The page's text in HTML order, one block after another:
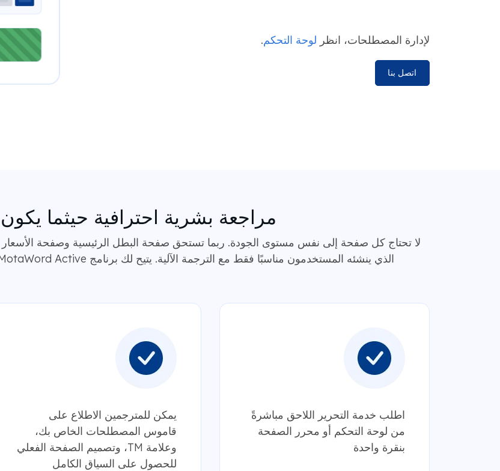
لإدارة المصطلحات، انظر لوحة التحكم.
اتصل بنا
مراجعة بشرية احترافية حيثما يكون
لا تحتاج كل صفحة إلى نفس مستوى الجودة. ربما تستحق صفحة البطل الرئيسية وصفحة
الذي ينشئه المستخدمون مناسبًا فقط مع الترجمة الآلية. يتيح لك برنامج MotaWord Active الاختيار لكل صفحة، أو لكل قسم، أو لكل لغة.
اطلب خدمة التحرير اللاحق مباشرةً
من لوحة التحكم أو محرر الصفحة
بنقرة واحدة
يمكن للمترجمين الاطلاع على
قاموس المصطلحات الخاص بك،
وعلامة TM، وتصميم الصفحة الفعلي
للحصول على السياق الكامل